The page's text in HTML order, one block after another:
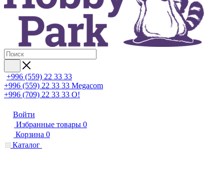
+996 (559) 22 33 33
+996 (559) 22 33 33 Megacom
+996 (709) 22 33 33 O!
Войти
Избранные товары 0
Корзина 0
Каталог